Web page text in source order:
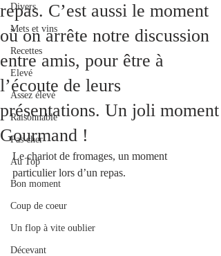
Divers
Mets et vins
Recettes
Elevé
Assez élevé
Raisonnable
Pas cher
Au Top
Bon moment
Coup de coeur
Un flop à vite oublier
Décevant
repas. C’est aussi le moment
où on arrête notre discussion
entre amis, pour être à
l’écoute de leurs
présentations. Un joli moment
Gourmand !
Le chariot de fromages, un moment
particulier lors d’un repas.